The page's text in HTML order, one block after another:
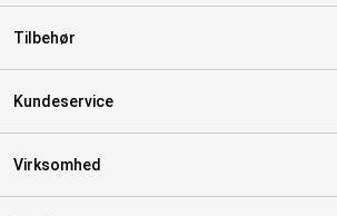
Tilbehør
Kundeservice
Virksomhed